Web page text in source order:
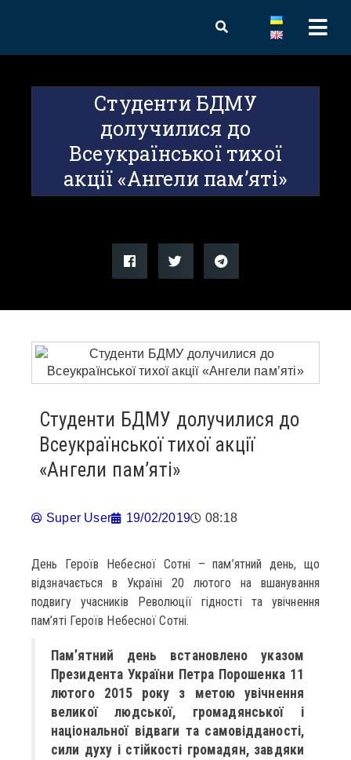
Студенти БДМУ
долучилися до
Всеукраїнської тихої
акції «Ангели пам’яті»
Студенти БДМУ долучилися до
Всеукраїнської тихої акції
«Ангели пам’яті»
Super User 19/02/2019 08:18
День Героїв Небесної Сотні – пам’ятний день, що
відзначається в Україні 20 лютого на вшанування
подвигу учасників Революції гідності та увічнення
пам’яті Героїв Небесної Сотні.
Пам’ятний день встановлено указом
Президента України Петра Порошенка 11
лютого 2015 року з метою увічнення
великої людської, громадянської і
національної відваги та самовідданості,
сили духу і стійкості громадян, завдяки